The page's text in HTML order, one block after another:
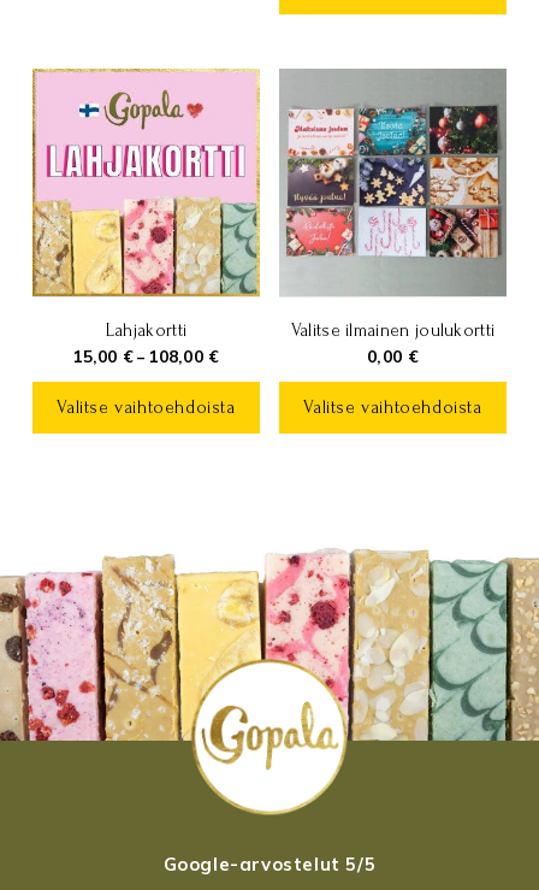
Lahjakortti
15,00 € – 108,00 €Hintaluokka:
15,00 €
-
108,00 €
Valitse vaihtoehdoista
muunnelma.
Voit
tehdä
valinnat
tuotteen
sivulla.
Valitse ilmainen joulukortti
0,00 €
Valitse vaihtoehdoista
muunnelma.
Voit
tehdä
valinnat
tuotteen
sivulla.
Google-arvostelut 5/5